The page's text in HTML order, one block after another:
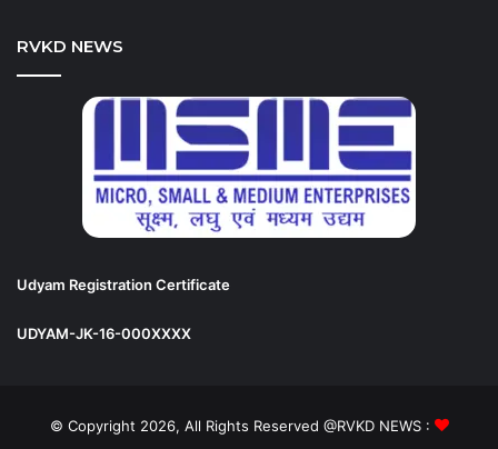
RVKD NEWS
Udyam Registration Certificate
UDYAM-JK-16-000XXXX
© Copyright 2026, All Rights Reserved @RVKD NEWS :